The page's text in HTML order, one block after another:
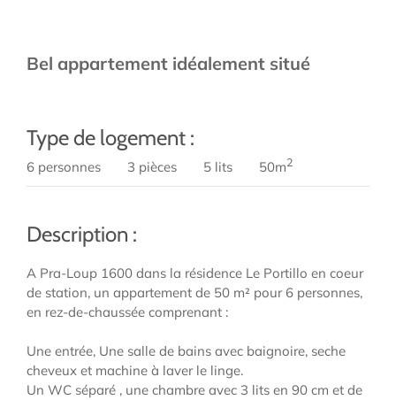
Bel appartement idéalement situé
Type de logement :
6 personnes 3 pièces 5 lits 50m2
Description :
A Pra-Loup 1600 dans la résidence Le Portillo en coeur
de station, un appartement de 50 m² pour 6 personnes,
en rez-de-chaussée comprenant :
Une entrée, Une salle de bains avec baignoire, seche
cheveux et machine à laver le linge.
Un WC séparé , une chambre avec 3 lits en 90 cm et de